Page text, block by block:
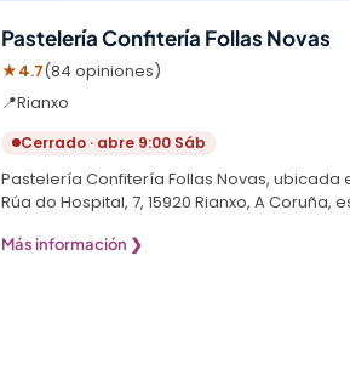
Pastelería Confitería Follas Novas
★4.7(84 opiniones)
📍Rianxo
Cerrado · abre 9:00 Sáb
Pastelería Confitería Follas Novas, ubicada
Rúa do Hospital, 7, 15920 Rianxo, A Coruña,
Más información ❯